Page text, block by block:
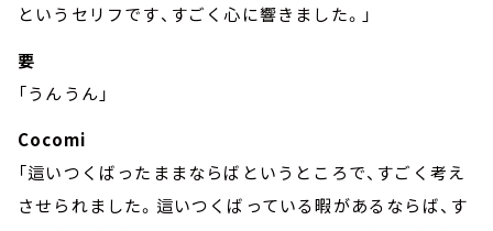
というセリフです、すごく心に響きました。」
要
「うんうん」
Cocomi
「這いつくばったままならばというところで、すごく考え
させられました。這いつくばっている暇があるならば、す